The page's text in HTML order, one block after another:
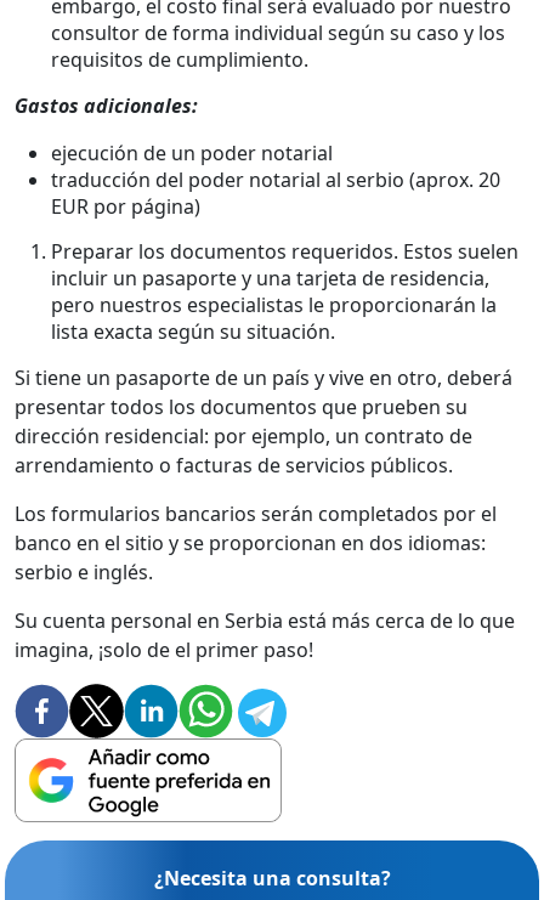
embargo, el costo final será evaluado por nuestro
consultor de forma individual según su caso y los
requisitos de cumplimiento.
Gastos adicionales:
ejecución de un poder notarial
traducción del poder notarial al serbio (aprox. 20
EUR por página)
Preparar los documentos requeridos. Estos suelen
incluir un pasaporte y una tarjeta de residencia,
pero nuestros especialistas le proporcionarán la
lista exacta según su situación.
Si tiene un pasaporte de un país y vive en otro, deberá
presentar todos los documentos que prueben su
dirección residencial: por ejemplo, un contrato de
arrendamiento o facturas de servicios públicos.
Los formularios bancarios serán completados por el
banco en el sitio y se proporcionan en dos idiomas:
serbio e inglés.
Su cuenta personal en Serbia está más cerca de lo que
imagina, ¡solo de el primer paso!
¿Necesita una consulta?